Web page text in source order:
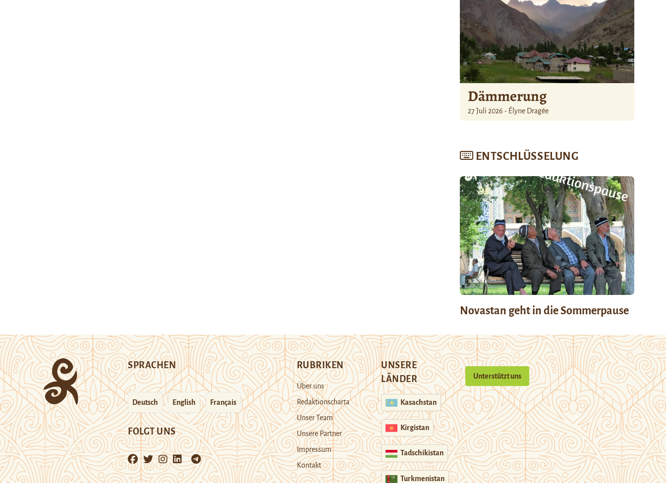
Dämmerung
27 Juli 2026 - Élyne Dragée
ENTSCHLÜSSELUNG
Novastan geht in die Sommerpause
SPRACHEN
Deutsch English Français
FOLGT UNS
RUBRIKEN
Über uns
Redaktionscharta
Unser Team
Unsere Partner
Impressum
Kontakt
UNSERE
LÄNDER
Kasachstan
Kirgistan
Tadschikistan
Turkmenistan
Unterstützt uns